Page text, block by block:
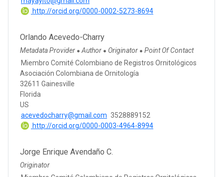
http://orcid.org/0000-0002-5273-8694
Orlando Acevedo-Charry
Metadata Provider ● Author ● Originator ● Point Of Contact
Miembro Comité Colombiano de Registros Ornitológicos
Asociación Colombiana de Ornitología
32611 Gainesville
Florida
US
acevedocharry@gmail.com 3528889152
http://orcid.org/0000-0003-4964-8994
Jorge Enrique Avendaño C.
Originator